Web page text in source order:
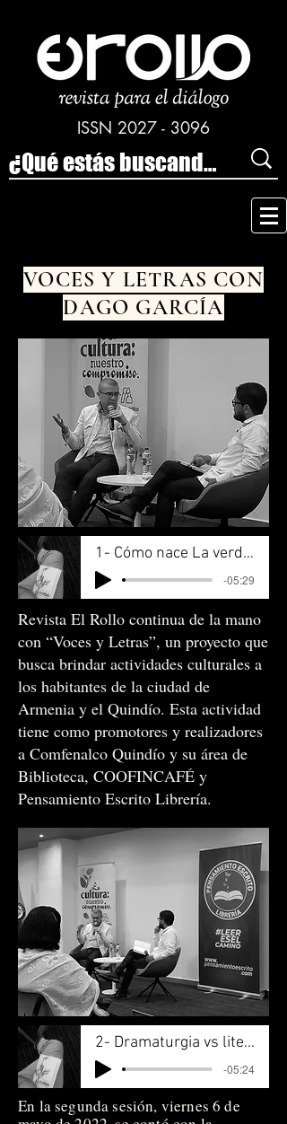
ISSN 2027 - 3096
VOCES Y LETRAS CON
DAGO GARCÍA
1- Cómo nace La verdad sobre la verdad
-05:29
Revista El Rollo continua de la mano
con “Voces y Letras”, un proyecto que
busca brindar actividades culturales a
los habitantes de la ciudad de
Armenia y el Quindío. Esta actividad
tiene como promotores y realizadores
a Comfenalco Quindío y su área de
Biblioteca, COOFINCAFÉ y
Pensamiento Escrito Librería.
2- Dramaturgia vs literatura 1
-05:24
En la segunda sesión, viernes 6 de